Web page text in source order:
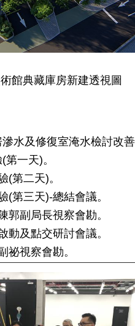
館典藏庫房新建透視圖
水及修復室淹水檢討改善
一天)。
(第二天)。
(第三天)-總結會議。
郭副局長視察會勘。
動及點交研討會議。
祕視察會勘。